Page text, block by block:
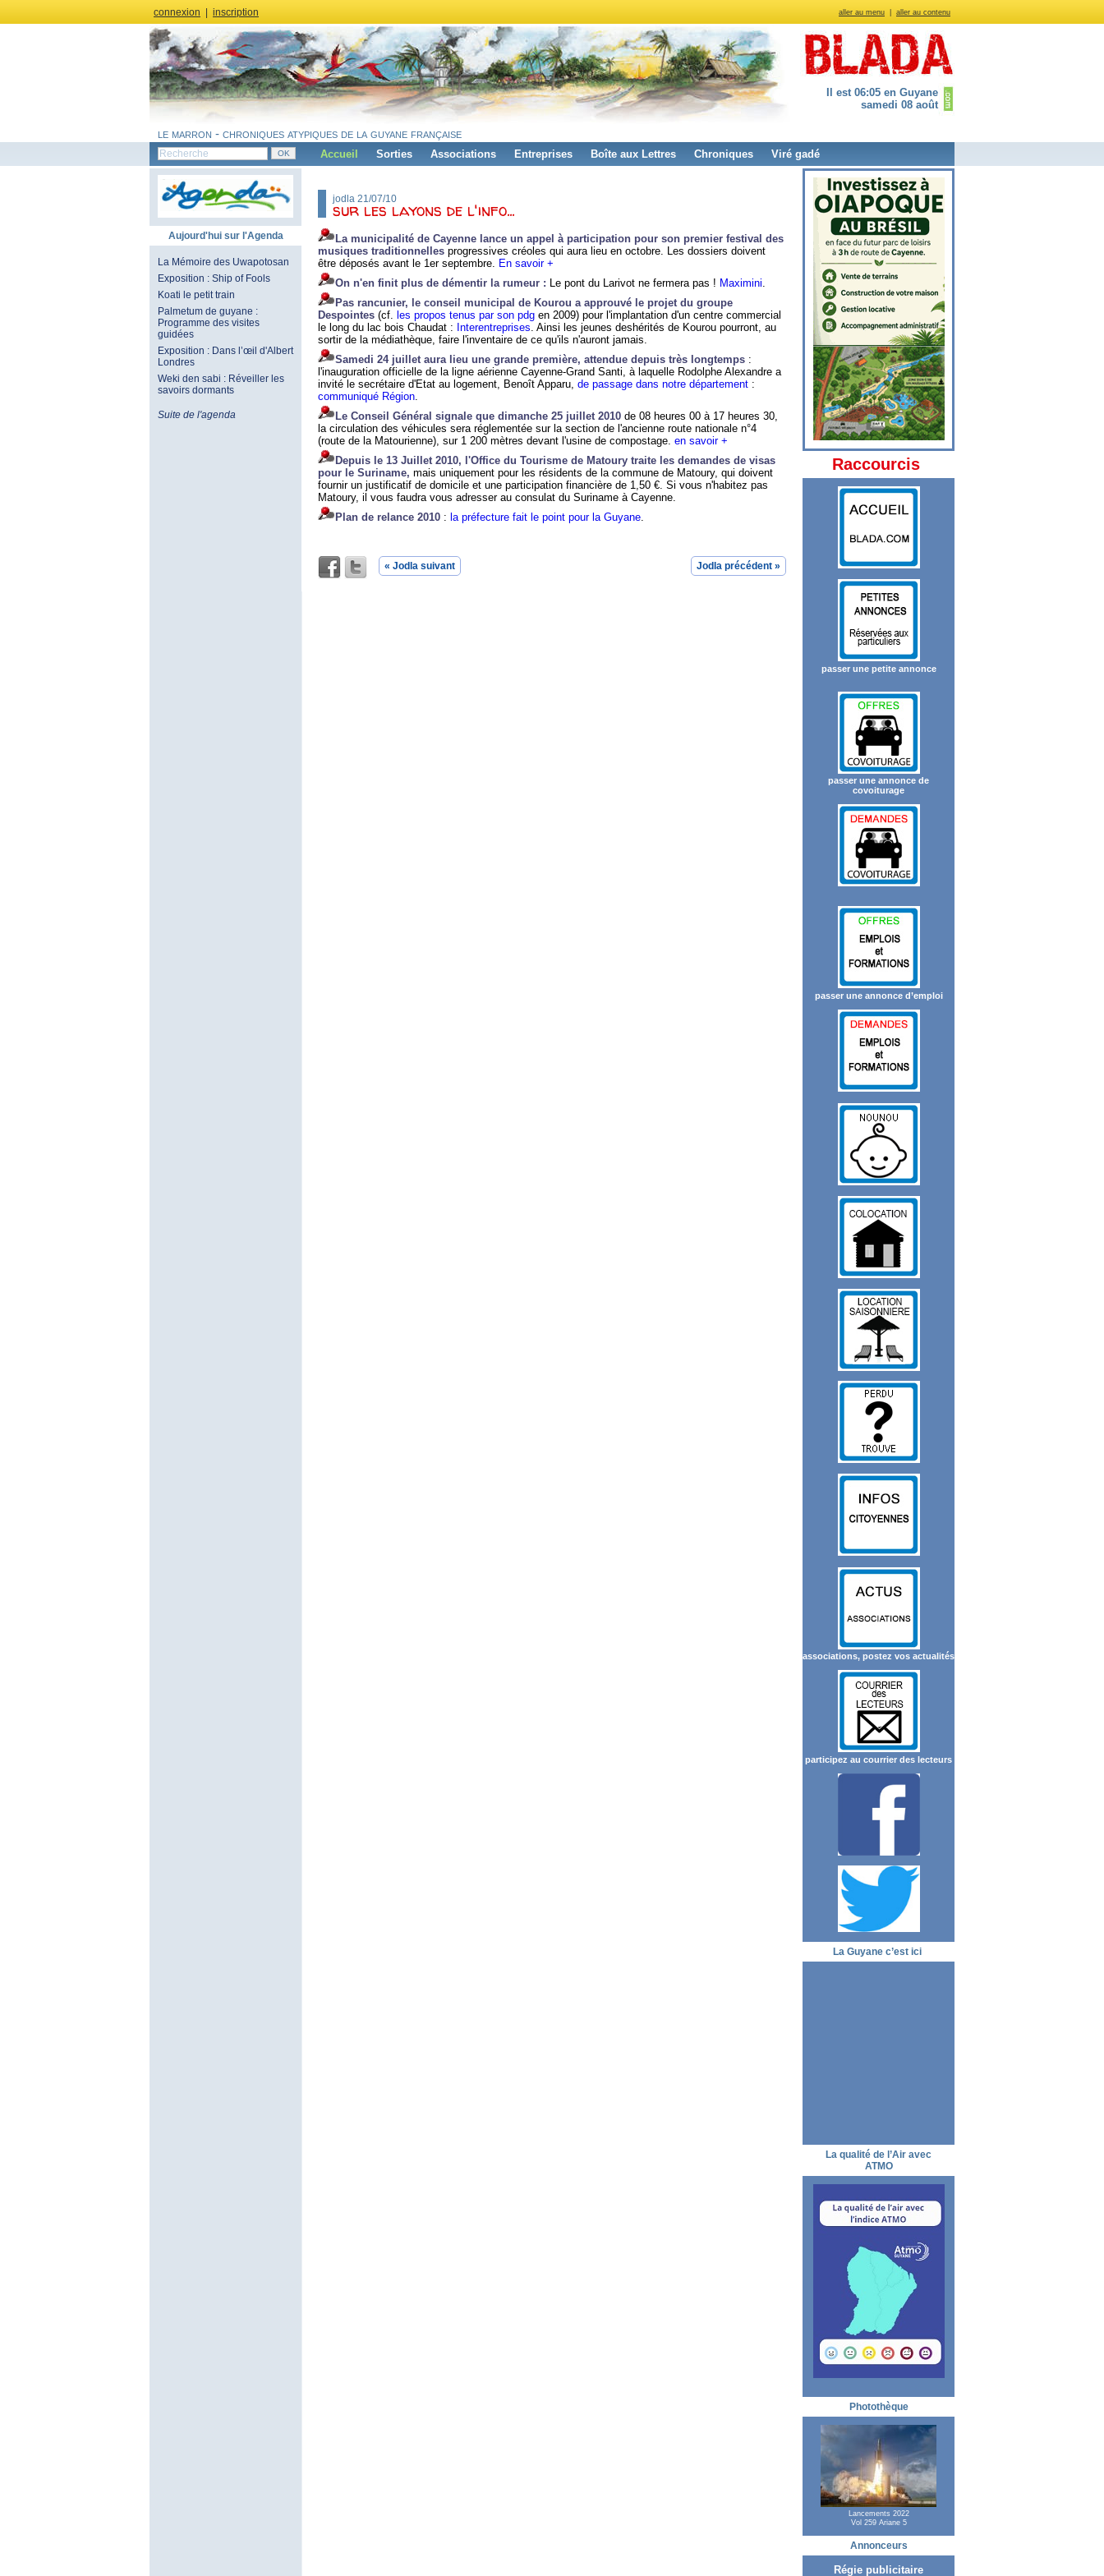
aller au menu aller au contenu
connexion inscription
Il est 06:05 en Guyane
samedi 08 août
le marron - chroniques atypiques de la guyane française
Accueil Sorties Associations Entreprises Boîte aux Lettres Chroniques Viré gadé
Aujourd'hui sur l'Agenda
La Mémoire des Uwapotosan
Exposition : Ship of Fools
Koati le petit train
Palmetum de guyane :
Programme des visites
guidées
Exposition : Dans l’œil d'Albert
Londres
Weki den sabi : Réveiller les
savoirs dormants
Suite de l'agenda
jodla 21/07/10
sur les layons de l'info...
La municipalité de Cayenne lance un appel à participation pour son premier festival des
musiques traditionnelles progressives créoles qui aura lieu en octobre. Les dossiers doivent
être déposés avant le 1er septembre.
En savoir +
On n'en finit plus de démentir la rumeur : Le pont du Larivot ne fermera pas ! Maximini
Pas rancunier, le conseil municipal de Kourou a approuvé le projet du groupe
Despointes (cf. les propos tenus par son pdg en 2009) pour l'implantation d'un centre commercial
le long du lac bois Chaudat : Interentreprises . Ainsi les jeunes deshérités de Kourou pourront, au
sortir de la médiathèque, faire l'inventaire de ce qu'ils n'auront jamais.
Samedi 24 juillet aura lieu une grande première, attendue depuis très longtemps :
l'inauguration officielle de la ligne aérienne Cayenne-Grand Santi, à laquelle Rodolphe Alexandre a
invité le secrétaire d'Etat au logement, Benoît Apparu, de passage dans notre département :
communiqué Région
Le Conseil Général signale que dimanche 25 juillet 2010 de 08 heures 00 à 17 heures 30,
la circulation des véhicules sera réglementée sur la section de l'ancienne route nationale n°4
(route de la Matourienne), sur 1 200 mètres devant l'usine de compostage. en savoir +
Depuis le 13 Juillet 2010, l'Office du Tourisme de Matoury traite les demandes de visas
pour le Suriname, mais uniquement pour les résidents de la commune de Matoury, qui doivent
fournir un justificatif de domicile et une participation financière de 1,50 €. Si vous n'habitez pas
Matoury, il vous faudra vous adresser au consulat du Suriname à Cayenne.
Plan de relance 2010 : la préfecture fait le point pour la Guyane
« Jodla suivant Jodla précédent »
Raccourcis
passer une petite annonce
passer une annonce de
covoiturage
passer une annonce d’emploi
associations, postez vos actualités
participez au courrier des lecteurs
La Guyane c’est ici
La qualité de l’Air avec
ATMO
Photothèque
Lancements 2022
Vol 259 Ariane 5
Annonceurs
Régie publicitaire